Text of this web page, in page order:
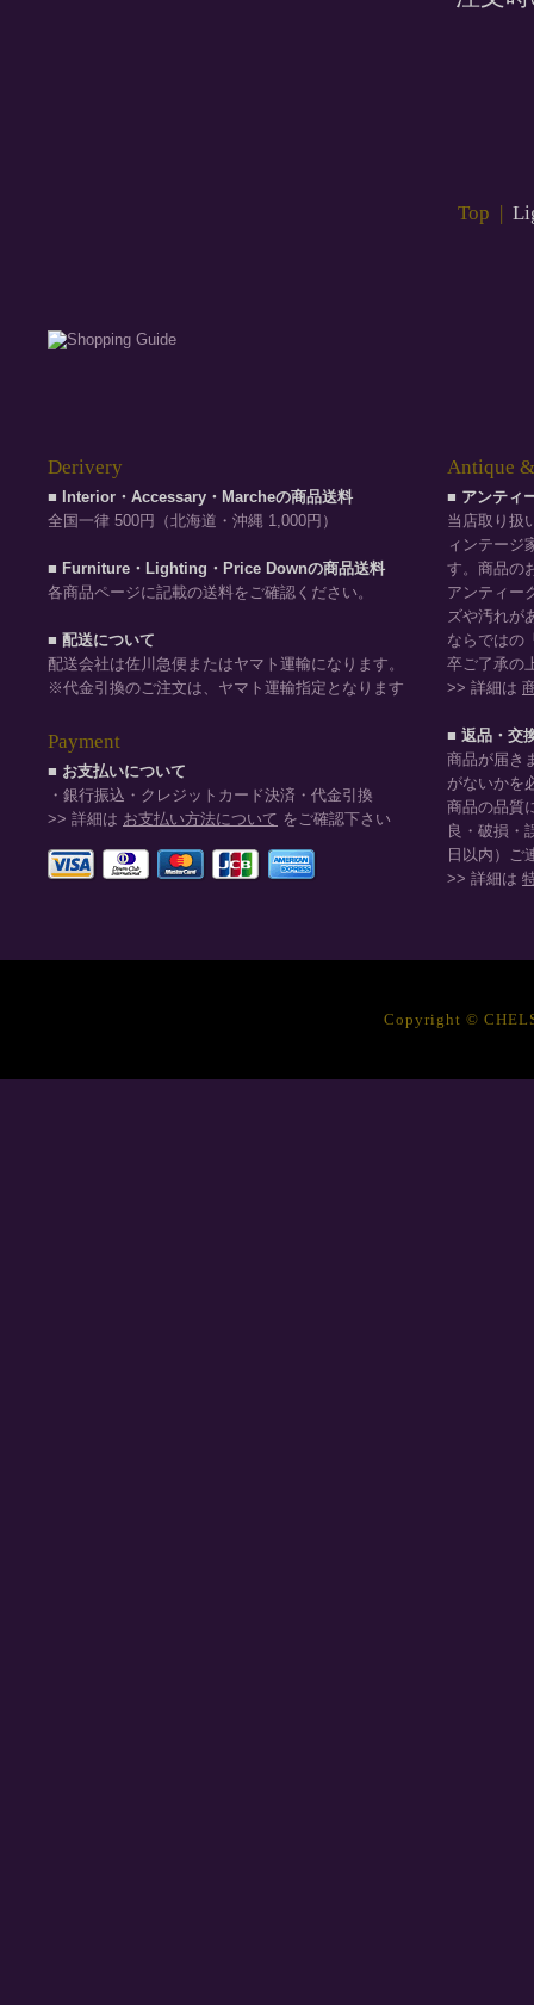
Top |
Derivery
■ Interior・Accessary・Marcheの商品送料
全国一律 500円（北海道・沖縄 1,000円）
■ Furniture・Lighting・Price Downの商品送料
各商品ページに記載の送料をご確認ください。
■ 配送について
配送会社は佐川急便またはヤマト運輸になります。
※代金引換のご注文は、ヤマト運輸指定となります
Payment
■ お支払いについて
・銀行振込・クレジットカード決済・代金引換
>> 詳細は お支払い方法について をご確認下さい
Antique
■ アンティ
当店取り扱
ィンテージ
す。商品の
アンティー
ズや汚れが
ならではの
卒ご了承の
>> 詳細は
■ 返品・交
商品が届き
がないかを
商品の品質
良・破損・
日以内）ご
>> 詳細は
Copyright ©